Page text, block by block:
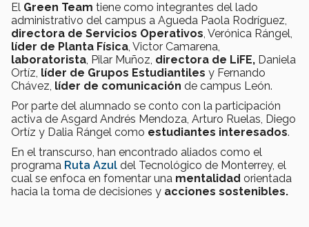
El Green Team tiene como integrantes del lado
administrativo del campus a Agueda Paola Rodríguez,
directora de Servicios Operativos, Verónica Rángel,
líder de Planta Física, Victor Camarena,
laboratorista, Pilar Muñoz, directora de LiFE, Daniela
Ortíz, líder de Grupos Estudiantiles y Fernando
Chávez, líder de comunicación de campus León.
Por parte del alumnado se conto con la participación
activa de Asgard Andrés Mendoza, Arturo Ruelas, Diego
Ortíz y Dalia Rángel como estudiantes interesados.
En el transcurso, han encontrado aliados como el
programa Ruta Azul del Tecnológico de Monterrey, el
cual se enfoca en fomentar una mentalidad orientada
hacia la toma de decisiones y acciones sostenibles.